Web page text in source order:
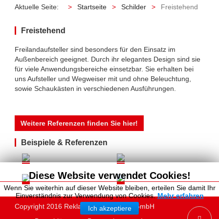
Aktuelle Seite: Startseite Schilder Freistehend
Freistehend
Freilandaufsteller sind besonders für den Einsatz im
Außenbereich geeignet. Durch ihr elegantes Design sind sie
für viele Anwendungsbereiche einsetzbar. Sie erhalten bei
uns Aufsteller und Wegweiser mit und ohne Beleuchtung,
sowie Schaukästen in verschiedenen Ausführungen.
Weitere Referenzen finden Sie hier!
Beispiele & Referenzen
Copyright 2016 Reklame Schumacher GmbH
Diese Website verwendet Cookies!
Wenn Sie weiterhin auf dieser Website bleiben, erteilen Sie damit Ihr
Einverständnis zur Verwendung von Cookies.Mehr erfahren
Ich akzeptiere